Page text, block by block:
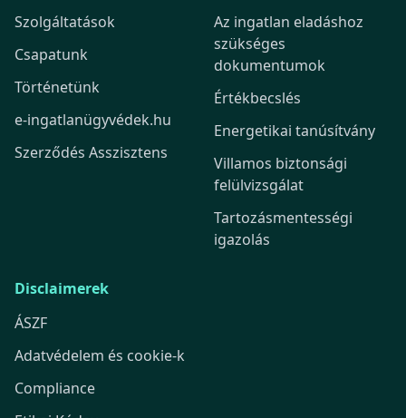
Szolgáltatások
Csapatunk
Történetünk
e-ingatlanügyvédek.hu
Szerződés Asszisztens
Az ingatlan eladáshoz
szükséges
dokumentumok
Értékbecslés
Energetikai tanúsítvány
Villamos biztonsági
felülvizsgálat
Tartozásmentességi
igazolás
Disclaimerek
ÁSZF
Adatvédelem és cookie-k
Compliance